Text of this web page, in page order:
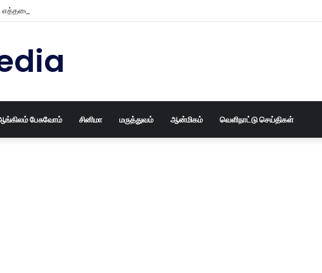
எத்தனை வருட பழைய தோசக்கல்லையும் புதுசா மாத்திடலாம் 10 நிமிடத்தில் பழைய தோசக்கல்லை
பேசுவோம் சினிமா மருத்துவம் ஆன்மிகம் வெளிநாட்டு செய்திகள்